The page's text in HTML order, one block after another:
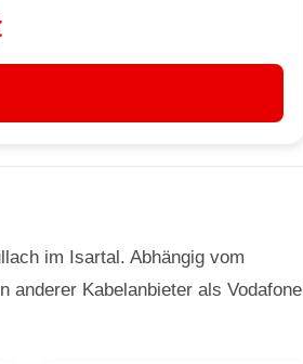
im Isartal. Abhängig vom
anderer Kabelanbieter als Vodafone